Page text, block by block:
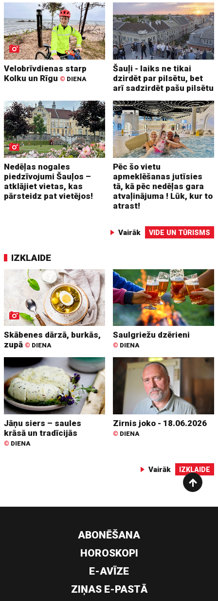
Velobrīvdienas starp
Kolku un Rīgu © DIENA
Šauļi - laiks ne tikai
dzirdēt par pilsētu, bet
arī sadzirdēt pašu pilsētu
Nedēļas nogales
piedzīvojumi Šauļos –
atklājiet vietas, kas
pārsteidz pat vietējos!
Pēc šo vietu
apmeklēšanas jutīsies
tā, kā pēc nedēļas gara
atvaļinājuma ! Lūk, kur to
atrast!
Vairāk VIDE UN TŪRISMS
IZKLAIDE
Skābenes dārzā, burkās,
zupā © DIENA
Saulgriežu dzērieni
© DIENA
Jāņu siers – saules
krāsā un tradīcijās
© DIENA
Zirnis joko - 18.06.2026
© DIENA
Vairāk IZKLAIDE
ABONĒŠANA
HOROSKOPI
E-AVĪZE
ZIŅAS E-PASTĀ